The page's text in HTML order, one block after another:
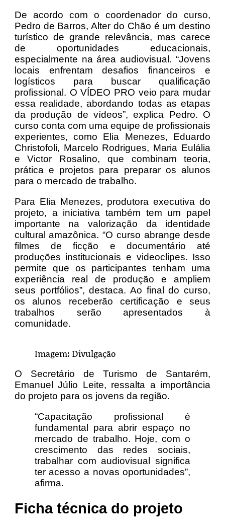
De acordo com o coordenador do curso,
Pedro de Barros, Alter do Chão é um destino
turístico de grande relevância, mas carece
de oportunidades educacionais,
especialmente na área audiovisual. “Jovens
locais enfrentam desafios financeiros e
logísticos para buscar qualificação
profissional. O VÍDEO PRO veio para mudar
essa realidade, abordando todas as etapas
da produção de vídeos”, explica Pedro. O
curso conta com uma equipe de profissionais
experientes, como Elia Menezes, Eduardo
Christofoli, Marcelo Rodrigues, Maria Eulália
e Victor Rosalino, que combinam teoria,
prática e projetos para preparar os alunos
para o mercado de trabalho.
Para Elia Menezes, produtora executiva do
projeto, a iniciativa também tem um papel
importante na valorização da identidade
cultural amazônica. “O curso abrange desde
filmes de ficção e documentário até
produções institucionais e videoclipes. Isso
permite que os participantes tenham uma
experiência real de produção e ampliem
seus portfólios”, destaca. Ao final do curso,
os alunos receberão certificação e seus
trabalhos serão apresentados à
comunidade.
Imagem: Divulgação
O Secretário de Turismo de Santarém,
Emanuel Júlio Leite, ressalta a importância
do projeto para os jovens da região.
“Capacitação profissional é
fundamental para abrir espaço no
mercado de trabalho. Hoje, com o
crescimento das redes sociais,
trabalhar com audiovisual significa
ter acesso a novas oportunidades”,
afirma.
Ficha técnica do projeto